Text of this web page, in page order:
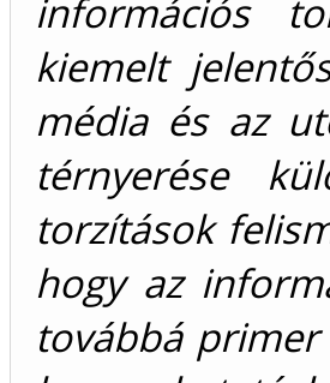
információs
kiemelt
média és az
térnyerése
torzítások
hogy az
továbbá primer